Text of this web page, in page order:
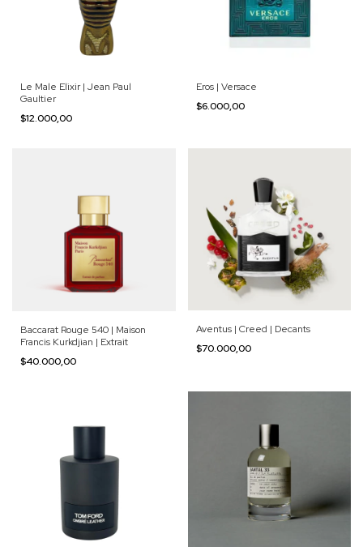
Le Male Elixir | Jean Paul
Gaultier
$12.000,00
Eros | Versace
$6.000,00
Baccarat Rouge 540 | Maison
Francis Kurkdjian | Extrait
$40.000,00
Aventus | Creed | Decants
$70.000,00